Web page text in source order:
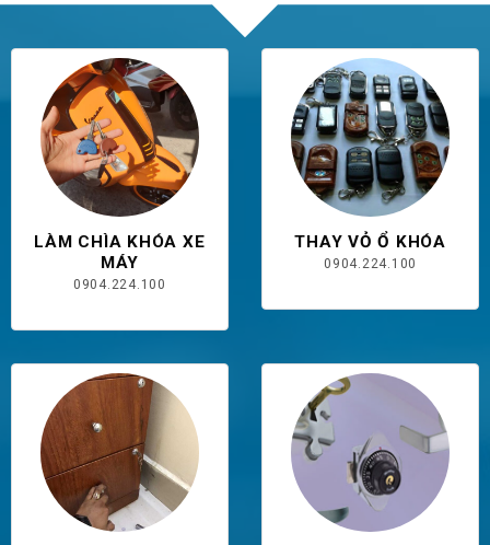
LÀM CHÌA KHÓA XE
MÁY
0904.224.100
THAY VỎ Ổ KHÓA
0904.224.100